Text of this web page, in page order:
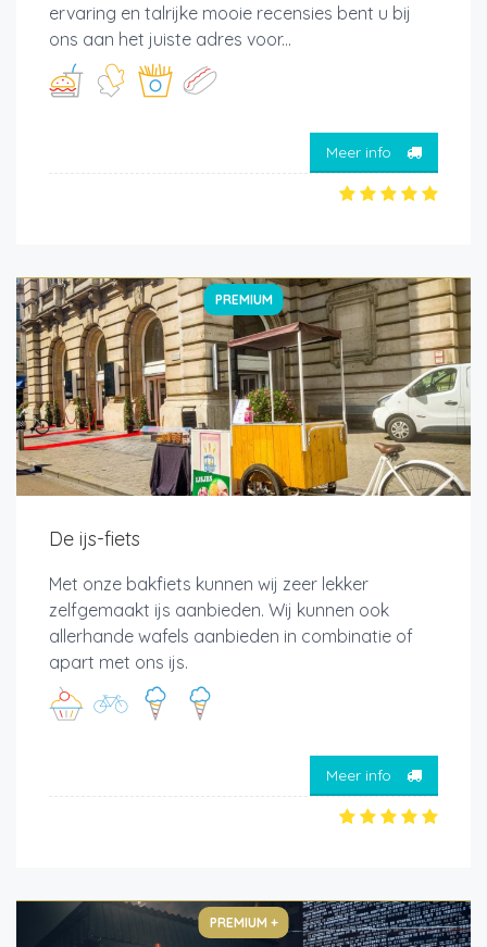
ervaring en talrijke mooie recensies bent u bij
ons aan het juiste adres voor...
Meer info
PREMIUM
De ijs-fiets
Met onze bakfiets kunnen wij zeer lekker
zelfgemaakt ijs aanbieden. Wij kunnen ook
allerhande wafels aanbieden in combinatie of
apart met ons ijs.
Meer info
PREMIUM +